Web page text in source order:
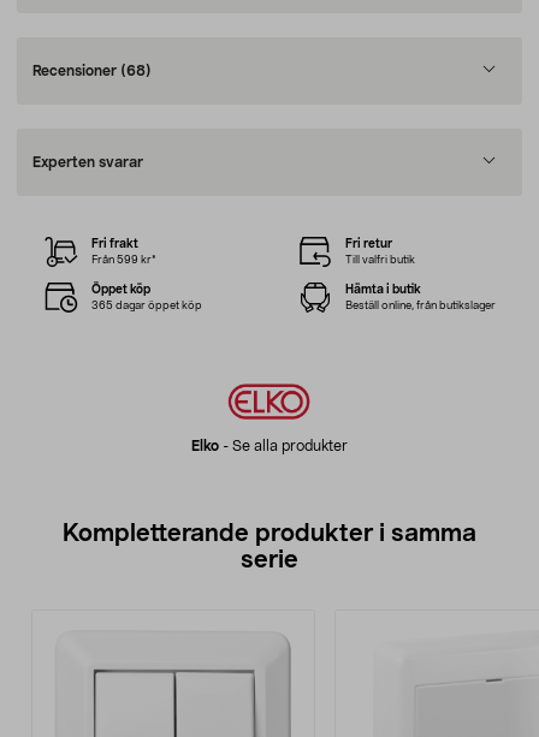
Recensioner (68)
Experten svarar
Elko - Se alla produkter
Fri frakt
Från 599 kr*
Fri retur
Till valfri butik
Öppet köp
365 dagar öppet köp
Hämta i butik
Beställ online, från butikslager
Kompletterande produkter i samma
serie